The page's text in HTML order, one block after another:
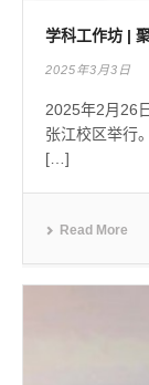
学科工作坊 |
2025年3月3日
2025年2月26
张江校区举行
[…]
Read More